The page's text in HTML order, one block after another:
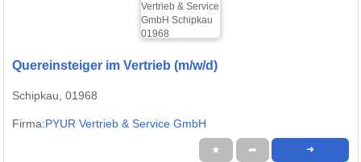
Quereinsteiger im Vertrieb (m/w/d)
Schipkau, 01968
Firma:PYUR Vertrieb & Service GmbH
★ ➦ ➜